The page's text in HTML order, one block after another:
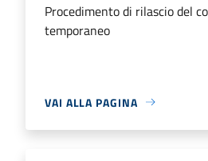
Procedimento di rilascio del
temporaneo
VAI ALLA PAGINA